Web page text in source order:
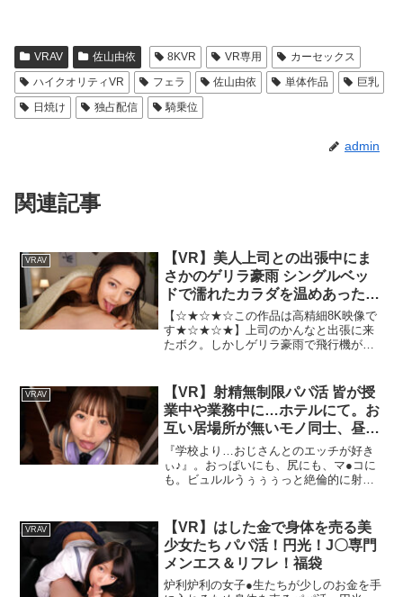
VRAV 佐山由依 8KVR VR専用
カーセックス
ハイクオリティVR
フェラ 佐山由依 単体作品
巨乳
日焼け
独占配信 騎乗位
admin
関連記事
VRAV
【VR】美人上司との出張中にま
さかのゲリラ豪雨 シングルベッ
ドで濡れたカラダを温めあった夜
美咲かんな
【☆★☆★☆この作品は高精細8K映像で
す★☆★☆★】上司のかんなと出張に来
たボク。しかしゲリラ豪雨で飛行機が欠
ブもないボロホテルのシングルルーム一
部屋。そこに美人上司と二人っきりとい
うお話です。「絶対こっち見ないで」お
互いと裸のままでタオルケットにくるま
り距離をとってベッドに入ったものの
「もう寝た…？起こしちゃった？何か寝
付けなくて」と距離をつめてくるかんな
さん。「教育係になった時から一生懸命
けてきます！彼女からの激しいキスに潜
りこんできてのチ〇コいじりがたまりま
せん！かんなさんの騎乗位で発射しても
勃起が収まらず、寝バックでがっつり中
出ししちゃいます！彼女の瞳からでる色
気に飲みこまれる作品です！
VRAV
【VR】射精無制限パパ活 皆が授
業中や業務中に…ホテルにて。お
互い居場所が無いモノ同士、昼か
ら夜までラブホでヤりまくる最高
の平日
『学校より…おじさんとのエッチが好き
ぃ♪』。おっぱいにも、尻にも、マ●コに
も。ビュルルうぅぅぅっと絶倫的に射精
に居場所がない‘同類’だからこその、濃密
な交尾。昼から夜までラブホでヤリ尽く
し。【8KでKMPVRが変わる】『制作・
著作 株式会社ケイ・エム・プロデュー
ス』
VRAV
【VR】はした金で身体を売る美
少女たち パパ活！円光！J〇専門
メンエス＆リフレ！福袋
炉利炉利の女子●生たちが少しのお金を手